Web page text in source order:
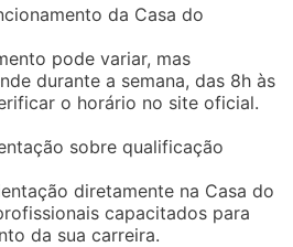
da Casa do
pode variar, mas
durante a semana, das 8h às
o horário no site oficial.
sobre qualificação
diretamente na Casa do
capacitados para
da sua carreira.